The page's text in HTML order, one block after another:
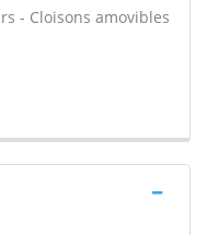
- Cloisons amovibles